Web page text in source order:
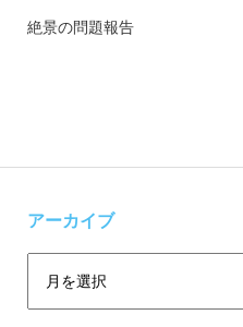
絶景の問題報告
アーカイブ